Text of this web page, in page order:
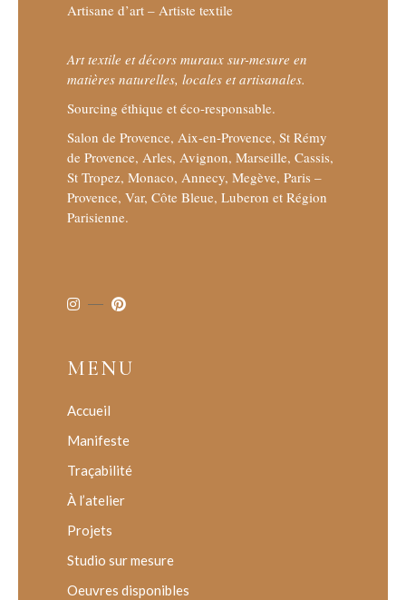
Artisane d’art – Artiste textile
Art textile et décors muraux sur-mesure en
matières naturelles, locales et artisanales.
Sourcing éthique et éco-responsable.
Salon de Provence, Aix-en-Provence, St Rémy
de Provence, Arles, Avignon, Marseille, Cassis,
St Tropez, Monaco, Annecy, Megève, Paris –
Provence, Var, Côte Bleue, Luberon et Région
Parisienne.
MENU
Accueil
Manifeste
Traçabilité
À l’atelier
Projets
Studio sur mesure
Oeuvres disponibles